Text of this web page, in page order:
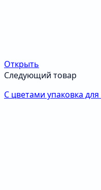
Открыть
Следующий товар
С цветами упаковка